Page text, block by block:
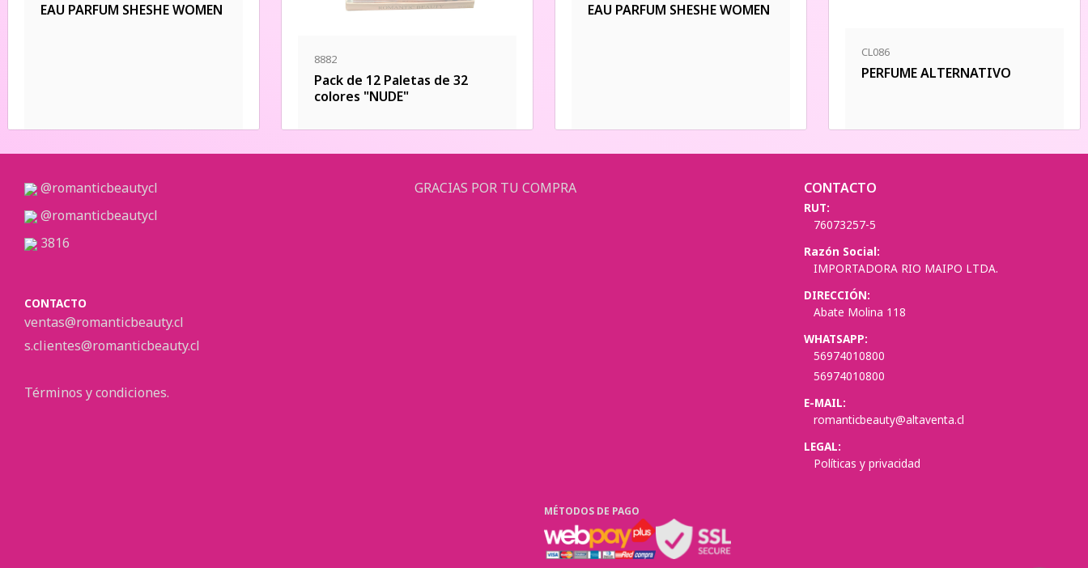
EAU PARFUM SHESHE WOMEN
8882
Pack de 12 Paletas de 32
colores "NUDE"
EAU PARFUM SHESHE WOMEN
CL086
PERFUME ALTERNATIVO
@romanticbeautycl
@romanticbeautycl
3816
CONTACTO
ventas@romanticbeauty.cl
s.clientes@romanticbeauty.cl
Términos y condiciones.
GRACIAS POR TU COMPRA CONTACTO
RUT:
76073257-5
Razón Social:
IMPORTADORA RIO MAIPO LTDA.
DIRECCIÓN:
Abate Molina 118
WHATSAPP:
56974010800
56974010800
E-MAIL:
romanticbeauty@altaventa.cl
LEGAL:
Políticas y privacidad
MÉTODOS DE PAGO